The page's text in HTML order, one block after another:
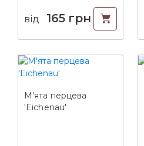
від 165 грн
М'ята перцева
'Eichenau'